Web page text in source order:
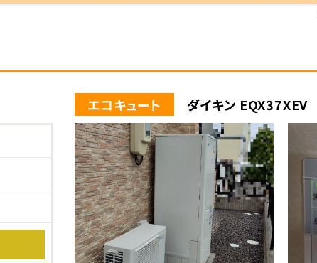
エコキュート ダイキン EQX37XEV